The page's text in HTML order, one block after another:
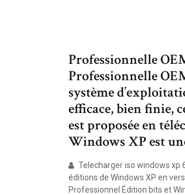
Professionnelle
Professionnelle
système
efficace, bien finie,
est proposée en
Windows XP est
Telecharger iso windows xp
éditions de Windows XP en
Professionnel Édition bits et